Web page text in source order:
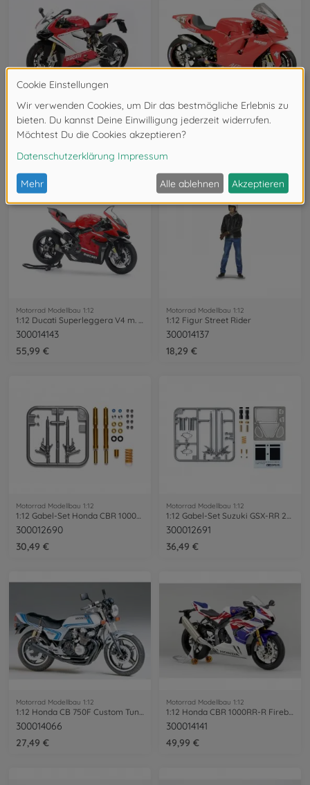
Motorrad Modellbau 1:12
1:12 Ducati 1199 Panigale S Tricolore
300014132
53,99 €
300014101
50,99 €
Motorrad Modellbau 1:12
300014143
55,99 €
Motorrad Modellbau 1:12
1:12 Figur Street Rider
300014137
18,29 €
Motorrad Modellbau 1:12
1:12 Gabel-Set Honda CBR 1000RR-R Fireb.
300012690
30,49 €
Motorrad Modellbau 1:12
1:12 Gabel-Set Suzuki GSX-RR 2020
300012691
36,49 €
Motorrad Modellbau 1:12
300014066
27,49 €
Motorrad Modellbau 1:12
300014141
49,99 €